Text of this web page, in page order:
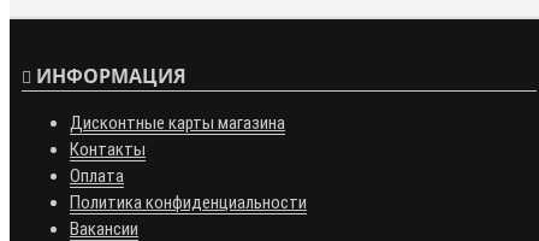
ИНФОРМАЦИЯ
Дисконтные карты магазина
Контакты
Оплата
Политика конфиденциальности
Вакансии